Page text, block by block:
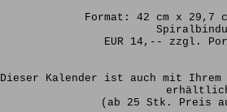
Format: 42 cm x 29,7
EUR 14,-- zzgl.
Dieser Kalender ist auch mit Ihrem
(ab 25 Stk. Preis